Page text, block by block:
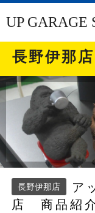
UP GARAGE
長野伊那店
長野伊那店
ア
店 商品紹